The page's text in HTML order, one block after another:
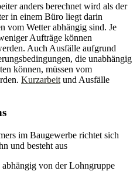
anders berechnet wird als der
in einem Büro liegt darin
vom Wetter abhängig sind. Je
Aufträge können
Auch Ausfälle aufgrund
die unabhängig
können, müssen vom
Kurzarbeit und Ausfälle
im Baugewerbe richtet sich
und besteht aus
abhängig von der Lohngruppe